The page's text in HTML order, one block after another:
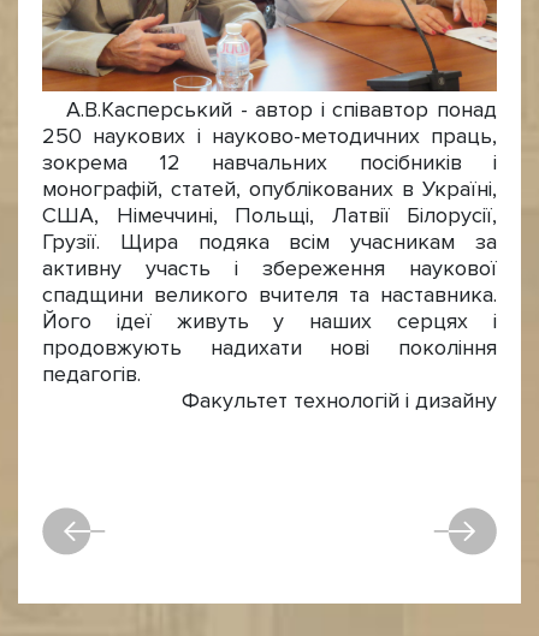
А.В.Касперський - автор і співавтор понад
250 наукових і науково-методичних праць,
зокрема 12 навчальних посібників і
монографій, статей, опублікованих в Україні,
США, Німеччині, Польщі, Латвії Білорусії,
Грузії. Щира подяка всім учасникам за
активну участь і збереження наукової
спадщини великого вчителя та наставника.
Його ідеї живуть у наших серцях і
продовжують надихати нові покоління
педагогів.
Факультет технологій і дизайну